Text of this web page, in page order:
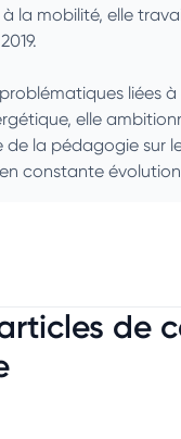
la mobilité, elle
liées
elle
de la pédagogie sur
constante
de